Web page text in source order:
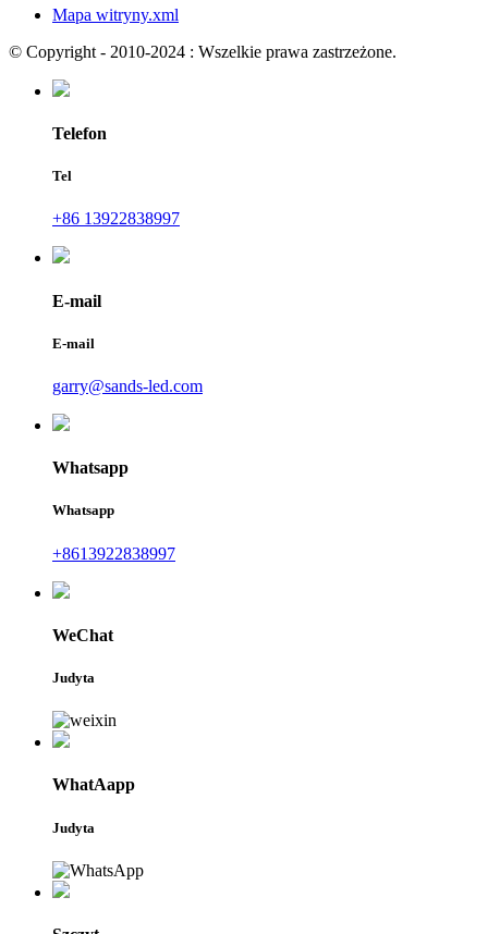
Mapa witryny.xml
© Copyright - 2010-2024 : Wszelkie prawa zastrzeżone.
Telefon
Tel
+86 13922838997
E-mail
E-mail
garry@sands-led.com
Whatsapp
Whatsapp
+8613922838997
WeChat
Judyta
WhatAapp
Judyta